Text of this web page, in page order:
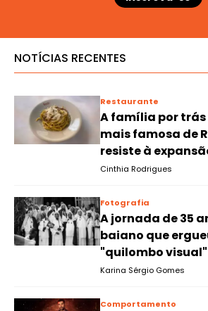
NOTÍCIAS RECENTES
Restaurante
A família por
mais famosa de
resiste à
Cinthia Rodrigues
Fotografia
A jornada de 35
baiano que
"quilombo
Karina Sérgio Gomes
Comportamento